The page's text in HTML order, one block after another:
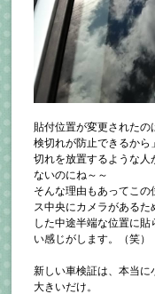
貼付位置が変更された
検切れが防止できるから
切れを放置するような
ないのにね～～
そんな理由もあってこ
ス中央にカメラがある
した中途半端な位置に
い感じがします。（笑）
新しい車検証は、本当
大きいだけ。